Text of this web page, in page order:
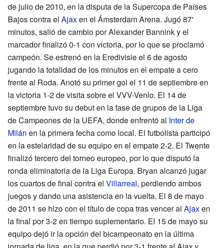
de julio de 2010, en la disputa de la Supercopa de Países
Bajos contra el Ajaxen el Ámsterdam Arena. Jugó 87'
minutos, salió de cambio por Alexander Bannink y el
marcador finalizó 0-1 con victoria, por lo que se proclamó
campeón. Se estrenó en la Eredivisie el 6 de agosto
jugando la totalidad de los minutos en el empate a cero
frente al Roda. Anotó su primer gol el 11 de septiembre en
la victoria 1-2 de visita sobre el VVV-Venlo. El 14 de
septiembre tuvo su debut en la fase de grupos de la Liga
de Campeones de la UEFA, donde enfrentó al Inter de
Milán en la primera fecha como local. El futbolista participó
en la estelaridad de su equipo en el empate 2-2. El Twente
finalizó tercero del torneo europeo, por lo que disputó la
ronda eliminatoria de la Liga Europa. Bryan alcanzó jugar
los cuartos de final contra el Villarreal, perdiendo ambos
juegos y dando una asistencia en la vuelta. El 8 de mayo
de 2011 se hizo con el título de copa tras vencer al Ajaxen
la final por 3-2 en tiempo suplementario. El 15 de mayo su
equipo dejó ir la opción del bicampeonato en la última